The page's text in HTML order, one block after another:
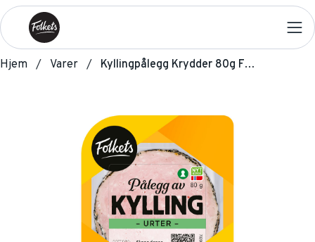
Hjem Varer Kyllingpålegg Krydder 80g Folkets